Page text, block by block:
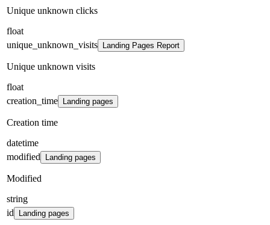
Unique unknown clicks
float
unique_unknown_visits
Landing Pages Report
Unique unknown visits
float
creation_time
Landing pages
Creation time
datetime
modified
Landing pages
Modified
string
id
Landing pages